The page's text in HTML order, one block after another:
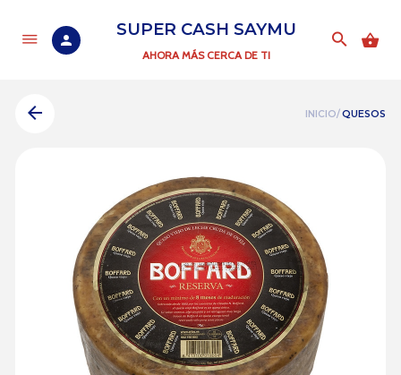
SUPER CASH SAYMU
AHORA MÁS CERCA DE TI
INICIO/QUESOS